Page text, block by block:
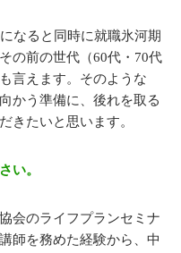
なると同時に就職氷河期
の前の世代（60代・70代
言えます。そのような
かう準備に、後れを取る
きたいと思います。
い。
会のライフプランセミナ
師を務めた経験から、中